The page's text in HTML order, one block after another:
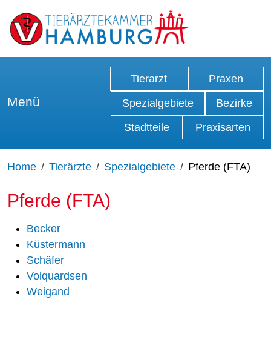
Menü
Tierarzt
Praxen
Spezialgebiete
Bezirke
Stadtteile
Praxisarten
Home Tierärzte Spezialgebiete Pferde (FTA)
Pferde (FTA)
Becker
Küstermann
Schäfer
Volquardsen
Weigand